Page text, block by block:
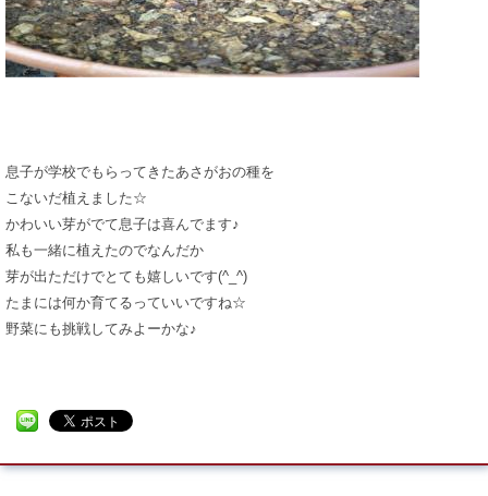
息子が学校でもらってきたあさがおの種を
こないだ植えました☆
かわいい芽がでて息子は喜んでます♪
私も一緒に植えたのでなんだか
芽が出ただけでとても嬉しいです(^_^)
たまには何か育てるっていいですね☆
野菜にも挑戦してみよーかな♪